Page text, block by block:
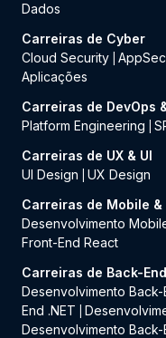
Dados
Carreiras de Cyber
Cloud Security
Aplicações
Carreiras de DevOps
Platform Engineering
Carreiras de UX & UI
UI Design
UX Design
Carreiras de Mobile &
Desenvolvimento
Front-End React
Carreiras de Back-End
Desenvolvimento Back-
End .NET
Desenvolvimento Back-